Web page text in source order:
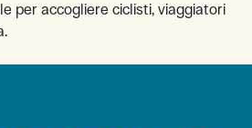
per accogliere ciclisti, viaggiatori